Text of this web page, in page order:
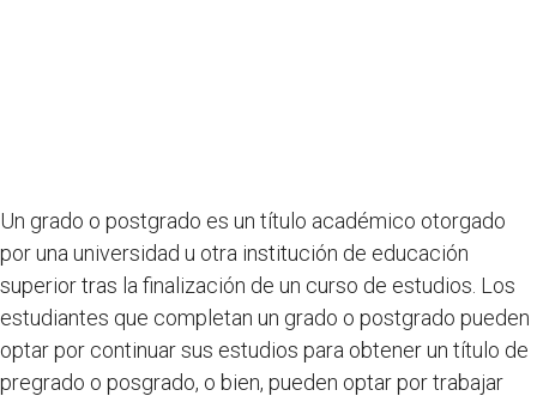
Un grado o postgrado es un título académico otorgado
por una universidad u otra institución de educación
superior tras la finalización de un curso de estudios. Los
estudiantes que completan un grado o postgrado pueden
optar por continuar sus estudios para obtener un título de
pregrado o posgrado, o bien, pueden optar por trabajar